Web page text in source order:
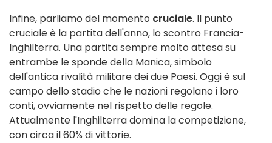
Infine, parliamo del momento cruciale. Il punto
cruciale è la partita dell'anno, lo scontro Francia-
Inghilterra. Una partita sempre molto attesa su
entrambe le sponde della Manica, simbolo
dell'antica rivalità militare dei due Paesi. Oggi è sul
campo dello stadio che le nazioni regolano i loro
conti, ovviamente nel rispetto delle regole.
Attualmente l'Inghilterra domina la competizione,
con circa il 60% di vittorie.